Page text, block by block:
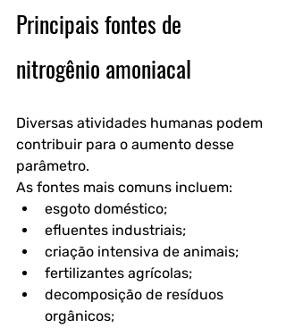
Principais fontes de
nitrogênio amoniacal
Diversas atividades humanas podem
contribuir para o aumento desse
parâmetro.
As fontes mais comuns incluem:
esgoto doméstico;
efluentes industriais;
criação intensiva de animais;
fertilizantes agrícolas;
decomposição de resíduos
orgânicos;